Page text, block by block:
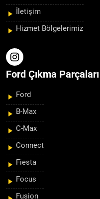
İletişim
Hizmet Bölgelerimiz
Ford Çıkma Parçaları
Ford
B-Max
C-Max
Connect
Fiesta
Focus
Fusion